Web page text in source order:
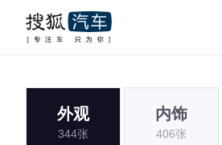
外观
344张
内饰
406张